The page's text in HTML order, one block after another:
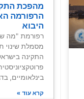
מהפכת
הרפורמה
היבוא
רפורמת "מה
מסמלת שינוי
התקינה
בינלאומיים,
קרא עוד »